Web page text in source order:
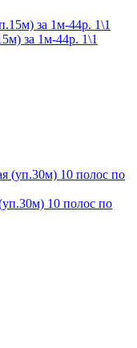
за 1м-44р. 1\1
10 полос по